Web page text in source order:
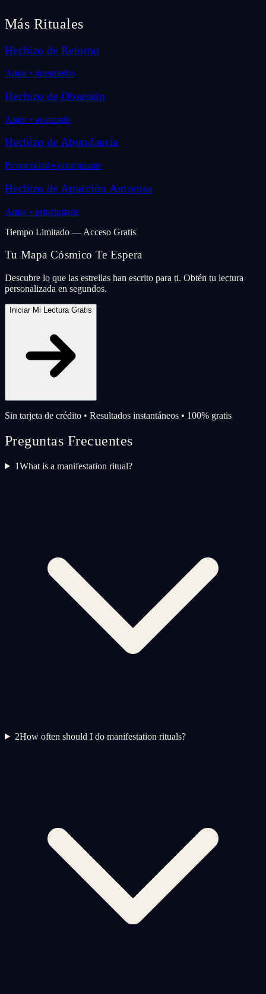
Más Rituales
Hechizo de Retorno
Amor• intermedio
Hechizo de Obsesión
Amor• avanzado
Hechizo de Abundancia
Prosperidad • principiante
Hechizo de Atracción Amorosa
Amor• principiante
Tiempo Limitado — Acceso Gratis
Tu Mapa Cósmico Te Espera
Descubre lo que las estrellas han escrito para ti. Obtén tu lectura
personalizada en segundos.
Iniciar Mi Lectura Gratis
Sin tarjeta de crédito • Resultados instantáneos • 100% gratis
Preguntas Frecuentes
1What is a manifestation ritual?
2How often should I do manifestation rituals?